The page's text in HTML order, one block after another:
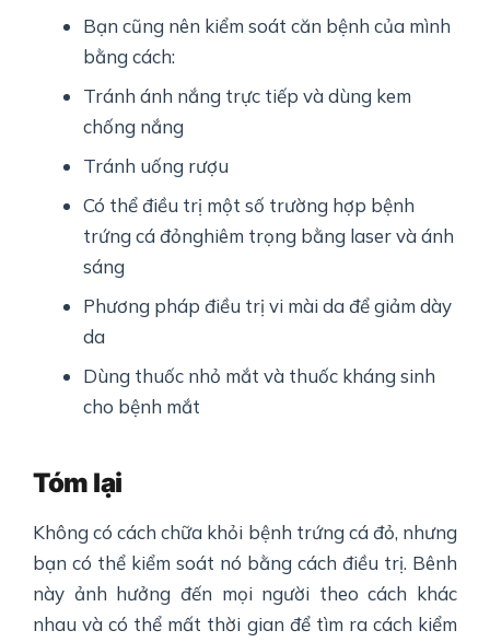
Bạn cũng nên kiểm soát căn bệnh của mình
bằng cách:
Tránh ánh nắng trực tiếp và dùng kem
chống nắng
Tránh uống rượu
Có thể điều trị một số trường hợp bệnh
trứng cá đỏnghiêm trọng bằng laser và ánh
sáng
Phương pháp điều trị vi mài da để giảm dày
da
Dùng thuốc nhỏ mắt và thuốc kháng sinh
cho bệnh mắt
Tóm lại
Không có cách chữa khỏi bệnh trứng cá đỏ, nhưng
bạn có thể kiểm soát nó bằng cách điều trị. Bênh
này ảnh hưởng đến mọi người theo cách khác
nhau và có thể mất thời gian để tìm ra cách kiểm